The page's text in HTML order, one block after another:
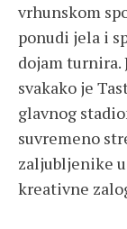
vrhunskom
ponudi jela i
dojam turnira.
svakako je
glavnog
suvremeno
zaljubljenike
kreativne